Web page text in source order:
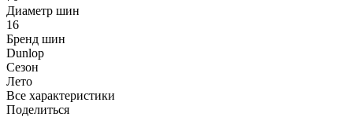
Диаметр шин
16
Бренд шин
Dunlop
Сезон
Лето
Все характеристики
Поделиться